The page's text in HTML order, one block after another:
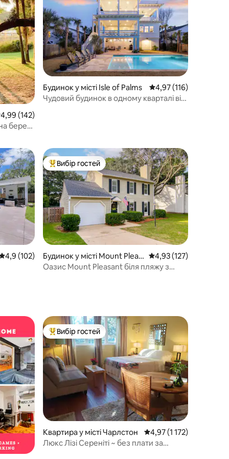
оцінка: 4,99 з 5, відгуки: 142
4,99 (142)
березі
Будинок у місті Isle of Palms Середня оцінка: 4,97
4,97 (116)
Чудовий будинок в одному кварталі від
оцінка: 4,9 з 5, відгуки: 102
4,9 (102)
Топ вибір гостей
Вибір гостей
Будинок у місті Mount Pleas
ant
Середня оцінка: 4,93
4,93 (127)
Оазис Mount Pleasant біля пляжу з
Топ вибір гостей
Вибір гостей
Квартира у місті Чарлстон Середня оцінка: 4,97 з
4,97 (1 172)
Люкс Лізі Сереніті ~ без плати за